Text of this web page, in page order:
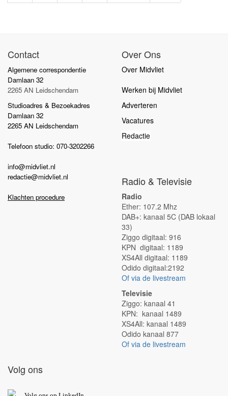
Contact
Algemene correspondentie
Damlaan 32
2265 AN Leidschendam
Studioadres & Bezoekadres
Damlaan 32
2265 AN Leidschendam
Telefoon studio: 070-3202266
info@midvliet.nl
redactie@midvliet.nl
Klachten procedure
Over Ons
Over Midvliet
Werken bij Midvliet
Adverteren
Vacatures
Redactie
Radio & Televisie
Radio
Ether: 107.2 Mhz
DAB+: kanaal 5C (DAB lokaal
33)
Ziggo digitaal: 916
KPN digitaal: 1189
XS4All digitaal: 1189
Odido digitaal:2192
Of via de livestream
Televisie
Ziggo: kanaal 41
KPN: kanaal 1489
XS4All: kanaal 1489
Odido kanaal 877
Of via de livestream
Volg ons